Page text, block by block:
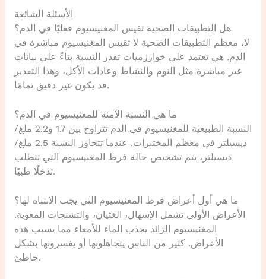
الأسئلة الشائعة
هل التطبيقات الصحية تقيس المغنيسيوم فعليًا في الدم؟
لا، معظم التطبيقات الصحية لا تقيس المغنيسيوم مباشرة في
الدم. هي تعتمد على خوارزميات تقدر النسبة بناءً على بيانات
غير مباشرة مثل النوم والنشاط وعادات الأكل، وهذا التقدير
قد يكون غير دقيق تمامًا.
ما هي النسبة الآمنة للمغنيسيوم في الدم؟
النسبة الطبيعية للمغنيسيوم في الدم تتراوح بين 1.7 و2.2 ملغ/
ديسيلتر في معظم المختبرات. عندما تتجاوز النسبة 2.5 ملغ/
ديسيلتر، يتم تشخيص حالة فرط المغنيسيوم التي تتطلب
تدخلًا طبيًا.
ما هي أول أعراض فرط المغنيسيوم التي يجب الانتباه لها؟
الأعراض الأولى تشمل الإسهال، الغثيان، والتشنجات المعوية.
المغنيسيوم الزائد يجذب الماء للأمعاء مما يسبب هذه
الأعراض. كثير من الناس يتجاهلونها أو يفسرونها بشكل
خاطئ.